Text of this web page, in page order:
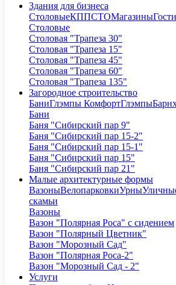
Здания для бизнеса
СтоловыеКППСТОМагазины
Столовые
Столовая "Трапеза 30"
Столовая "Трапеза 15"
Столовая "Трапеза 45"
Столовая "Трапеза 60"
Столовая "Трапеза 135"
Загородное строительство
БаниГлэмпы КомфортГлэмпы
Бани
Баня "Сибирский пар 9"
Баня "Сибирский пар 15-2"
Баня "Сибирский пар 15-1"
Баня "Сибирский пар 15"
Баня "Сибирский пар 21"
Малые архитектурные формы
ВазоныВелопарковкиУрны
скамьи
Вазоны
Вазон "Полярная Роса" с сидением
Вазон "Полярный Цветник"
Вазон "Морозный Сад"
Вазон "Полярная Роса-2"
Вазон "Морозный Сад - 2"
Услуги